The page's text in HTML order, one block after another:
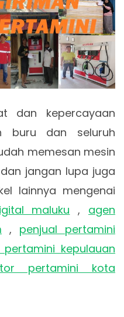
dan kepercayaan
buru dan seluruh
memesan mesin
jangan lupa juga
lainnya mengenai
maluku , agen
, penjual pertamini
pertamini kepulauan
pertamini kota